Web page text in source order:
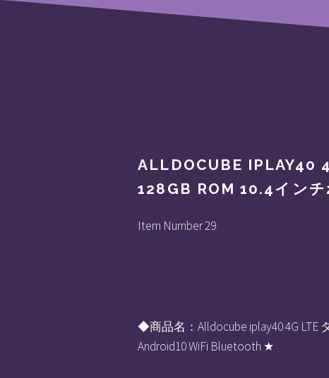
ALLDOCUBE IPLAY40
128GB ROM 10.4イン
Item Number 29
◆商品名：Alldocube iplay40 4G LTE
Android10 WiFi Bluetooth ★